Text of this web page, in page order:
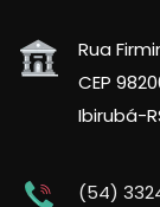
Rua
CEP
Ibirubá-
(54)